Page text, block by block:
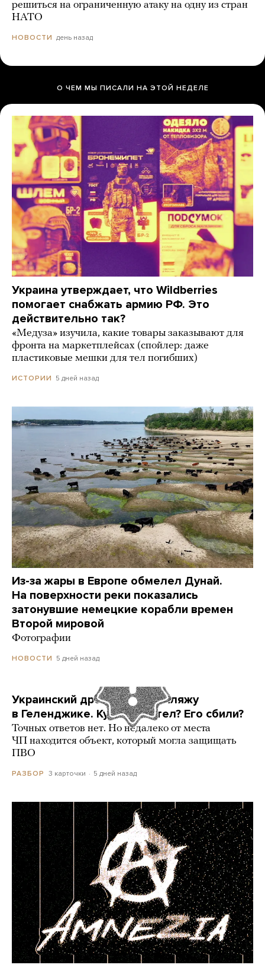
решиться на ограниченную атаку на одну из стран
НАТО
НОВОСТИ день назад
О ЧЕМ МЫ ПИСАЛИ НА ЭТОЙ НЕДЕЛЕ
Украина утверждает, что Wildberries
помогает снабжать армию РФ. Это
действительно так?
«Медуза» изучила, какие товары заказывают для
фронта на маркетплейсах (спойлер: даже
пластиковые мешки для тел погибших)
ИСТОРИИ 5 дней назад
Из-за жары в Европе обмелел Дунай.
На поверхности реки показались
затонувшие немецкие корабли времен
Второй мировой
Фотографии
НОВОСТИ 5 дней назад
Украинский дрон попал по пляжу
в Геленджике. Куда он летел? Его сбили?
Точных ответов нет. Но недалеко от места
ЧП находится объект, который могла защищать
ПВО
РАЗБОР 3 карточки 5 дней назад